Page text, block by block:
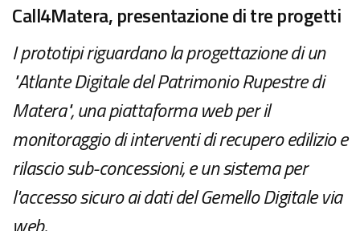
Call4Matera, presentazione di tre progetti
I prototipi riguardano la progettazione di un
"Atlante Digitale del Patrimonio Rupestre di
Matera", una piattaforma web per il
monitoraggio di interventi di recupero edilizio e
rilascio sub-concessioni, e un sistema per
l'accesso sicuro ai dati del Gemello Digitale via